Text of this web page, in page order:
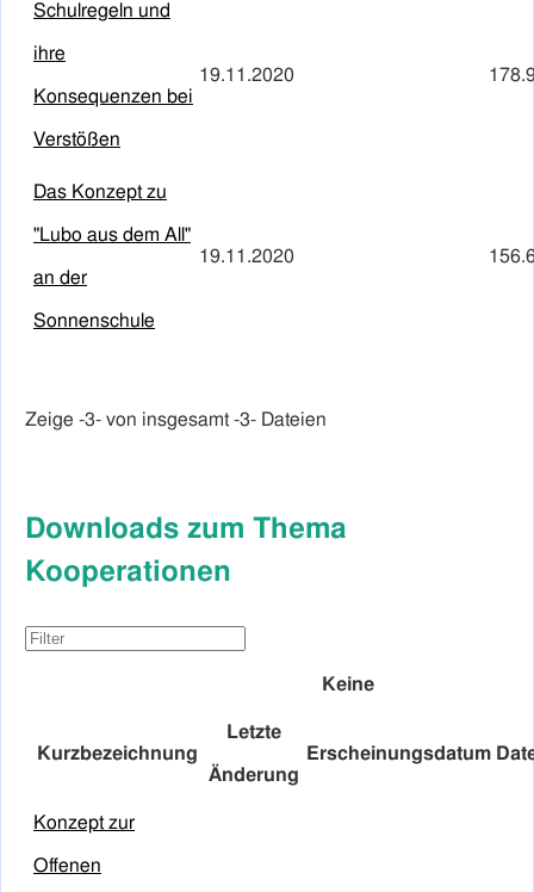
Schulregeln und
ihre
Konsequenzen bei
Verstößen
19.11.2020
Das Konzept zu
"Lubo aus dem All"
an der
Sonnenschule
19.11.2020
Zeige -3- von insgesamt -3- Dateien
Downloads zum Thema
Kooperationen
Keine
Kurzbezeichnung
Letzte
Änderung
Erscheinungsdatum
Konzept zur
Offenen